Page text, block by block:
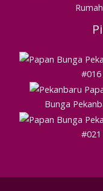
#016
Bunga
#021